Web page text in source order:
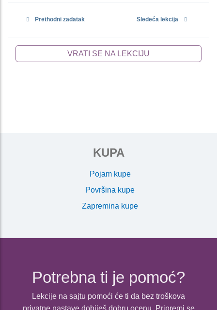
Prethodni zadatak Sledeća lekcija
VRATI SE NA LEKCIJU
KUPA
Pojam kupe
Površina kupe
Zapremina kupe
Potrebna ti je pomoć?
Lekcije na sajtu pomoći će ti da bez troškova